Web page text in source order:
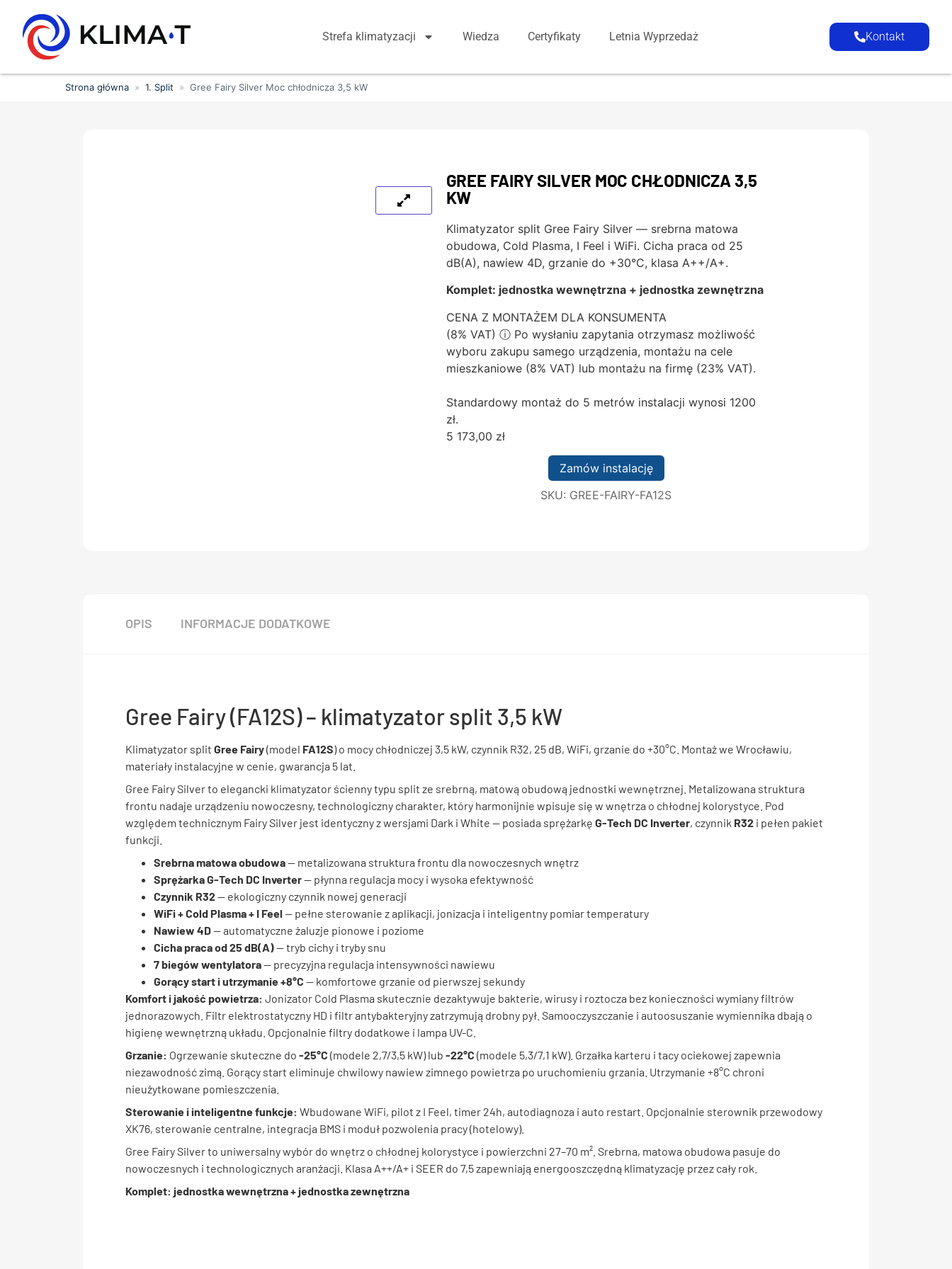
Strefa klimatyzacji Wiedza Certyfikaty Letnia Wyprzedaż Kontakt
Strona główna » 1. Split » Gree Fairy Silver Moc chłodnicza 3,5 kW
GREE FAIRY SILVER MOC CHŁODNICZA 3,5
KW
Klimatyzator split Gree Fairy Silver — srebrna matowa
obudowa, Cold Plasma, I Feel i WiFi. Cicha praca od 25
dB(A), nawiew 4D, grzanie do +30°C, klasa A++/A+.
Komplet: jednostka wewnętrzna + jednostka zewnętrzna
CENA Z MONTAŻEM DLA KONSUMENTA
(8% VAT) ⓘ Po wysłaniu zapytania otrzymasz możliwość
wyboru zakupu samego urządzenia, montażu na cele
mieszkaniowe (8% VAT) lub montażu na firmę (23% VAT).
Standardowy montaż do 5 metrów instalacji wynosi 1200
zł.
5 173,00 zł
Zamów instalację
SKU: GREE-FAIRY-FA12S
OPIS INFORMACJE DODATKOWE
Gree Fairy (FA12S) – klimatyzator split 3,5 kW
Klimatyzator split Gree Fairy(model FA12S) o mocy chłodniczej 3,5 kW, czynnik R32, 25 dB, WiFi, grzanie do +30°C. Montaż we Wrocławiu,
materiały instalacyjne w cenie, gwarancja 5 lat.
Gree Fairy Silver to elegancki klimatyzator ścienny typu split ze srebrną, matową obudową jednostki wewnętrznej. Metalizowana struktura
frontu nadaje urządzeniu nowoczesny, technologiczny charakter, który harmonijnie wpisuje się w wnętrza o chłodnej kolorystyce. Pod
względem technicznym Fairy Silver jest identyczny z wersjami Dark i White — posiada sprężarkę G-Tech DC Inverter, czynnik R32 i pełen pakiet
funkcji.
Srebrna matowa obudowa— metalizowana struktura frontu dla nowoczesnych wnętrz
Sprężarka G-Tech DC Inverter— płynna regulacja mocy i wysoka efektywność
Czynnik R32 — ekologiczny czynnik nowej generacji
WiFi + Cold Plasma + I Feel — pełne sterowanie z aplikacji, jonizacja i inteligentny pomiar temperatury
Nawiew 4D— automatyczne żaluzje pionowe i poziome
Cicha praca od 25 dB(A)— tryb cichy i tryby snu
7 biegów wentylatora— precyzyjna regulacja intensywności nawiewu
Gorący start i utrzymanie +8°C — komfortowe grzanie od pierwszej sekundy
Komfort i jakość powietrza: Jonizator Cold Plasma skutecznie dezaktywuje bakterie, wirusy i roztocza bez konieczności wymiany filtrów
jednorazowych. Filtr elektrostatyczny HD i filtr antybakteryjny zatrzymują drobny pył. Samooczyszczanie i autoosuszanie wymiennika dbają o
higienę wewnętrzną układu. Opcjonalnie filtry dodatkowe i lampa UV-C.
Grzanie: Ogrzewanie skuteczne do -25°C (modele 2,7/3,5 kW) lub -22°C (modele 5,3/7,1 kW). Grzałka karteru i tacy ociekowej zapewnia
niezawodność zimą. Gorący start eliminuje chwilowy nawiew zimnego powietrza po uruchomieniu grzania. Utrzymanie +8°C chroni
nieużytkowane pomieszczenia.
Sterowanie i inteligentne funkcje: Wbudowane WiFi, pilot z I Feel, timer 24h, autodiagnoza i auto restart. Opcjonalnie sterownik przewodowy
XK76, sterowanie centralne, integracja BMS i moduł pozwolenia pracy (hotelowy).
Gree Fairy Silver to uniwersalny wybór do wnętrz o chłodnej kolorystyce i powierzchni 27–70 m². Srebrna, matowa obudowa pasuje do
nowoczesnych i technologicznych aranżacji. Klasa A++/A+ i SEER do 7,5 zapewniają energooszczędną klimatyzację przez cały rok.
Komplet: jednostka wewnętrzna + jednostka zewnętrzna